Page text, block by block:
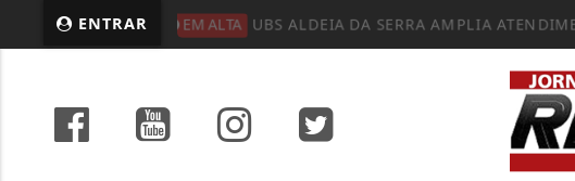
ENTRAR EM ALTA UBS ALDEIA DA SERRA AMPLIA